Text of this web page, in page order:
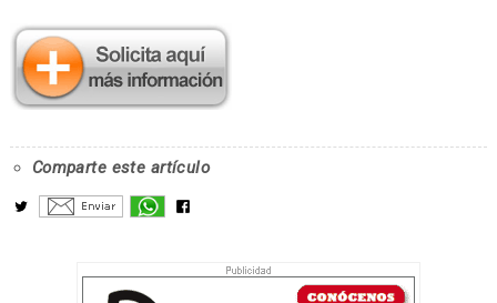
Comparte este artículo